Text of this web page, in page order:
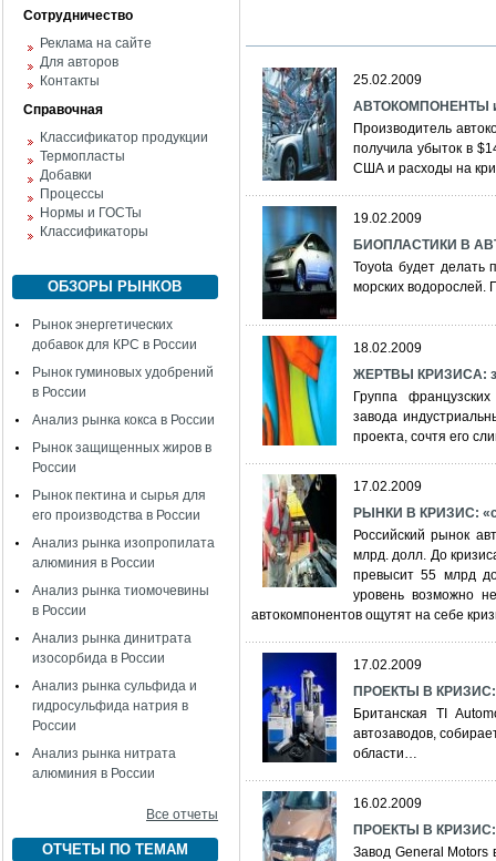
Сотрудничество
Реклама на сайте
Для авторов
Контакты
Справочная
Классификатор продукции
Термопласты
Добавки
Процессы
Нормы и ГОСТы
Классификаторы
ОБЗОРЫ РЫНКОВ
Рынок энергетических
добавок для КРС в России
Рынок гуминовых удобрений
в России
Анализ рынка кокса в России
Рынок защищенных жиров в
России
Рынок пектина и сырья для
его производства в России
Анализ рынка изопропилата
алюминия в России
Анализ рынка тиомочевины
в России
Анализ рынка динитрата
изосорбида в России
Анализ рынка сульфида и
гидросульфида натрия в
России
Анализ рынка нитрата
алюминия в России
Все отчеты
ОТЧЕТЫ ПО ТЕМАМ
25.02.2009
АВТОКОМПОНЕНТЫ и
Производитель
получила убыток в
США и расходы на
19.02.2009
БИОПЛАСТИКИ В
Toyota будет делать
морских водорослей.
18.02.2009
ЖЕРТВЫ КРИЗИСА:
Группа
завода
проекта, сочтя его
17.02.2009
РЫНКИ В КРИЗИС:
Российский рынок
млрд. долл. До
превысит 55 млрд
уровень возможно
автокомпонентов ощутят на себе
17.02.2009
ПРОЕКТЫ В КРИЗИС:
Британская TI
автозаводов,
области…
16.02.2009
ПРОЕКТЫ В КРИЗИС:
Завод General Motors